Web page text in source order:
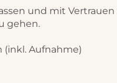
und mit Vertrauen
gehen.
(inkl. Aufnahme)